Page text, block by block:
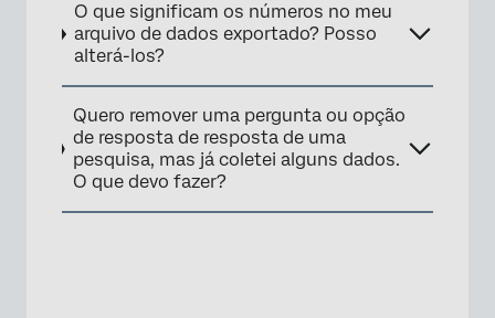
O que significam os números no meu
arquivo de dados exportado? Posso
alterá-los?
Quero remover uma pergunta ou opção
de resposta de resposta de uma
pesquisa, mas já coletei alguns dados.
O que devo fazer?